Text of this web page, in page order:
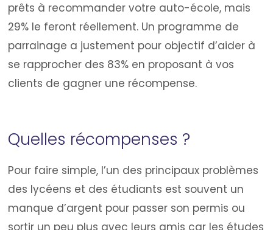
prêts à recommander votre auto-école, mais
29% le feront réellement. Un programme de
parrainage a justement pour objectif d’aider à
se rapprocher des 83% en proposant à vos
clients de gagner une récompense.
Quelles récompenses ?
Pour faire simple, l’un des principaux problèmes
des lycéens et des étudiants est souvent un
manque d’argent pour passer son permis ou
sortir un peu plus avec leurs amis car les études